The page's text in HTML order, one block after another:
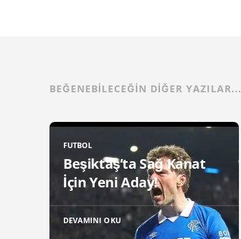
BEĞENEBILECEĞIN DIĞER YAZILAR...
FUTBOL
Beşiktaş’ta Sağ Kanat
İçin Yeni Aday!
DEVAMINI OKU